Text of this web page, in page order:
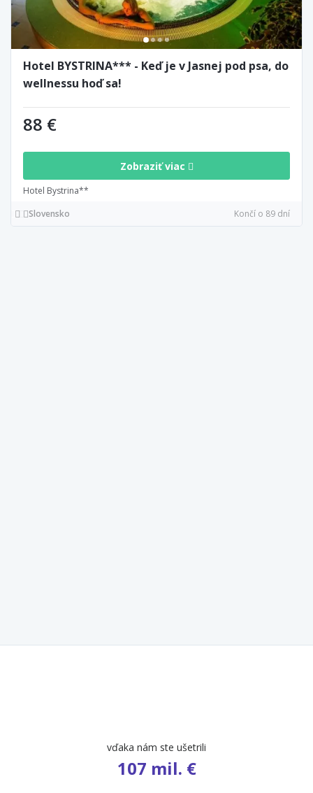
Hotel BYSTRINA*** - Keď je v Jasnej pod psa, do
wellnessu hoď sa!
88 €
Zobraziť viac
Hotel Bystrina**
Slovensko
Končí o 89 dní
počet ponúk
9 654